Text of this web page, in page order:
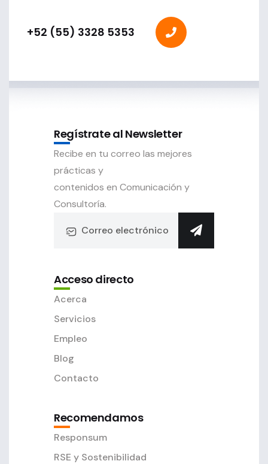
+52 (55) 3328 5353
Regístrate al Newsletter
Recibe en tu correo las mejores
prácticas y
contenidos en Comunicación y
Consultoría.
Acceso directo
Acerca
Servicios
Empleo
Blog
Contacto
Recomendamos
Responsum
RSE y Sostenibilidad